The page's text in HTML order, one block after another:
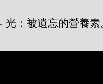
光：被遺忘的營養素